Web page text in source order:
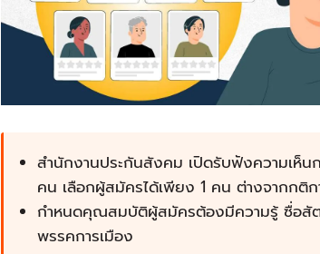
สำนักงานประกันสังคม เปิดรับฟังความเห็
คน เลือกผู้สมัครได้เพียง 1 คน ต่างจากกติก
กำหนดคุณสมบัติผู้สมัครต้องมีความรู้ ซื่อสัต
พรรคการเมือง